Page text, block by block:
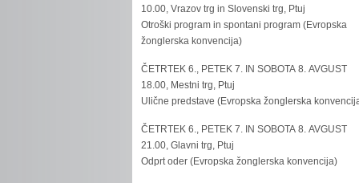
10.00, Vrazov trg in Slovenski trg, Ptuj
Otroški program in spontani program (Evropska
žonglerska konvencija)
ČETRTEK 6., PETEK 7. IN SOBOTA 8. AVGUST
18.00, Mestni trg, Ptuj
Ulične predstave (Evropska žonglerska
ČETRTEK 6., PETEK 7. IN SOBOTA 8. AVGUST
21.00, Glavni trg, Ptuj
Odprt oder (Evropska žonglerska konvencija)